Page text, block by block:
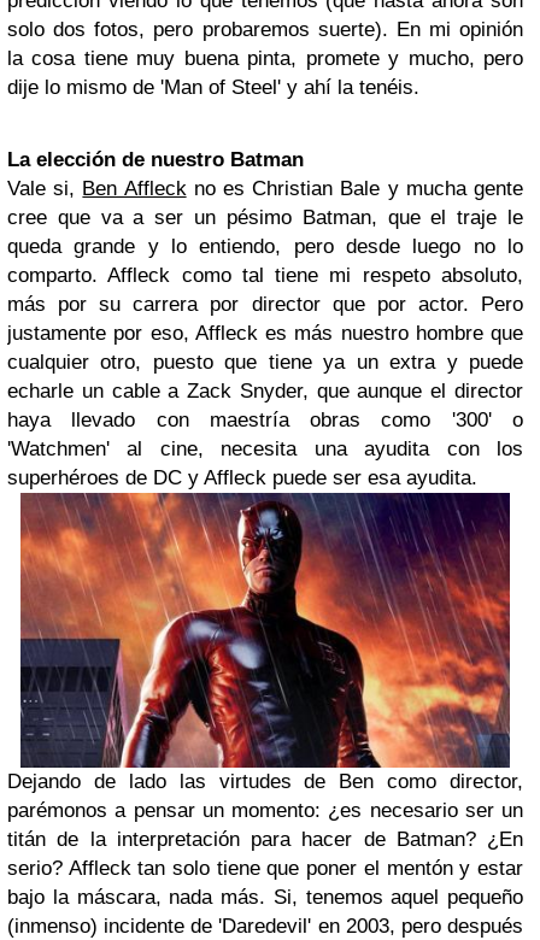
solo dos fotos, pero probaremos suerte). En mi opinión
la cosa tiene muy buena pinta, promete y mucho, pero
dije lo mismo de 'Man of Steel' y ahí la tenéis.
La elección de nuestro Batman
Vale si, Ben Affleck no es Christian Bale y mucha gente
cree que va a ser un pésimo Batman, que el traje le
queda grande y lo entiendo, pero desde luego no lo
comparto. Affleck como tal tiene mi respeto absoluto,
más por su carrera por director que por actor. Pero
justamente por eso, Affleck es más nuestro hombre que
cualquier otro, puesto que tiene ya un extra y puede
echarle un cable a Zack Snyder, que aunque el director
haya llevado con maestría obras como '300' o
'Watchmen' al cine, necesita una ayudita con los
superhéroes de DC y Affleck puede ser esa ayudita.
Dejando de lado las virtudes de Ben como director,
parémonos a pensar un momento: ¿es necesario ser un
titán de la interpretación para hacer de Batman? ¿En
serio? Affleck tan solo tiene que poner el mentón y estar
bajo la máscara, nada más. Si, tenemos aquel pequeño
(inmenso) incidente de 'Daredevil' en 2003, pero después